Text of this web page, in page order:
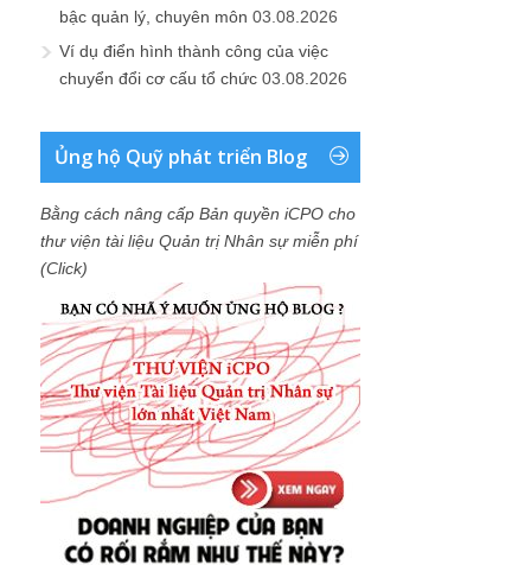
bậc quản lý, chuyên môn 03.08.2026
Ví dụ điển hình thành công của việc
chuyển đổi cơ cấu tổ chức 03.08.2026
Ủng hộ Quỹ phát triển Blog
Bằng cách nâng cấp Bản quyền iCPO cho
thư viện tài liệu Quản trị Nhân sự miễn phí
(Click)